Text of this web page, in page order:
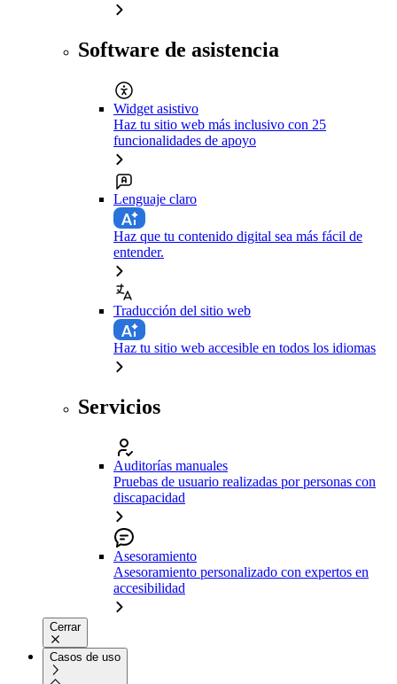
Software de asistencia
Widget asistivo
Haz tu sitio web más inclusivo con 25
funcionalidades de apoyo
Lenguaje claro
Haz que tu contenido digital sea más fácil de
entender.
Traducción del sitio web
Haz tu sitio web accesible en todos los idiomas
Servicios
Auditorías manuales
Pruebas de usuario realizadas por personas con
discapacidad
Asesoramiento
Asesoramiento personalizado con expertos en
accesibilidad
Cerrar
Casos de uso